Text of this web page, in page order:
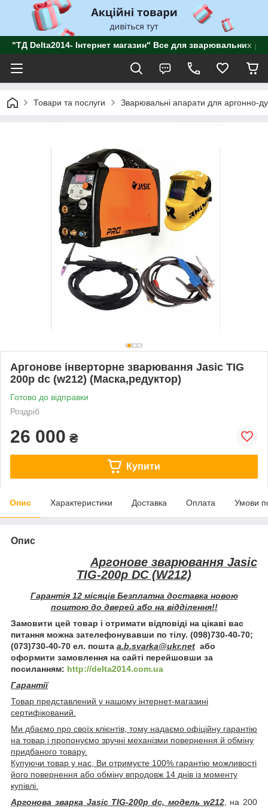
"ТД Delta2014- Інтернет магазин" Все для зварювальних
Товари та послуги Зварювальні апарати для аргонно-
Аргонове інверторне зварювання Jasic TIG
200p dc (w212) (Маска,редуктор)
Готово до відправки
Роздріб
26 000 ₴
Купити
Опис Характеристики Доставка Оплата Умови
Опис
Аргонове зварювання Jasic
TIG-200p DC (W212)
Гарантія 12 місяців Безплатна доставка новою
поштою до дверей або на відділення!!
Замовити цей товар і отримати відповіді на цікаві вас
питання можна зателефонувавши по тілу. (098)730-40-70;
(073)730-40-70 ел. пошта a.b.svarka@ukr.net або
оформити замовлення на сайті перейшовши за
посиланням: http://delta2014.com.ua
Гарантії
Товар представлений у нашому інтернет-магазині
сертифікований.
Ми дбаємо про своїх клієнтів, тому надаємо офіційну гарантію
на товар і пропонуємо зручні механізми повернення й обміну
придбаного товару.
Купуючи товар у нас, Ви отримуєте 100% гарантію можливості
його повернення або обміну впродовж 14 днів із моменту
купівлі.
Аргонова зварка Jasic TIG-200p dc, модель w212, на 200